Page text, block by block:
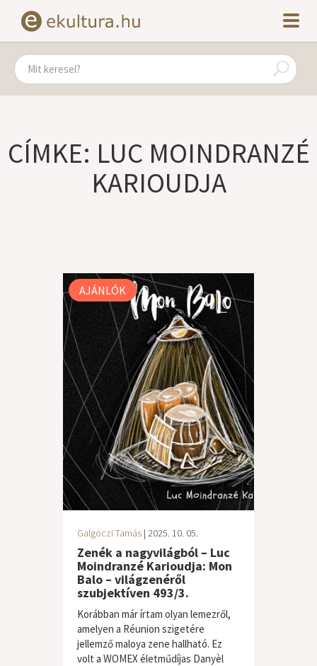
CÍMKE: LUC MOINDRANZÉ
KARIOUDJA
AJÁNLÓK
Galgóczi Tamás | 2025. 10. 05.
Zenék a nagyvilágból – Luc
Moindranzé Karioudja: Mon
Balo – világzenéről
szubjektíven 493/3.
Korábban már írtam olyan lemezről,
amelyen a Réunion szigetére
jellemző maloya zene hallható. Ez
volt a WOMEX életműdíjas Danyèl